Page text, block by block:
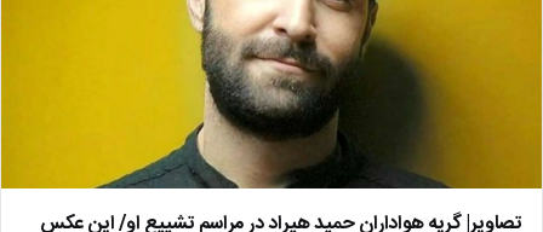
تصاویر| گریه هواداران حمید هیراد در مراسم تشییع او/ این عکس